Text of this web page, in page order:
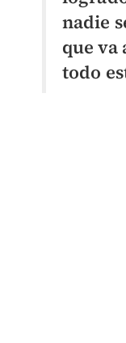
nadie
que va
todo